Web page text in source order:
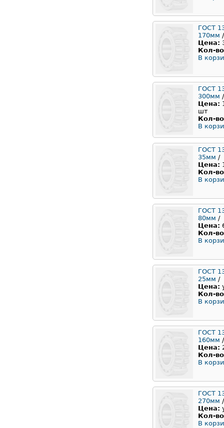
ГОСТ
170мм /
Цена:
Кол-
В
ГОСТ
300мм /
Цена:
шт
Кол-
В
ГОСТ
35мм /
Цена:
Кол-
В
ГОСТ
80мм /
Цена:
Кол-
В
ГОСТ
25мм /
Цена:
Кол-
В
ГОСТ
160мм /
Цена:
Кол-
В
ГОСТ
270мм /
Цена:
Кол-
В